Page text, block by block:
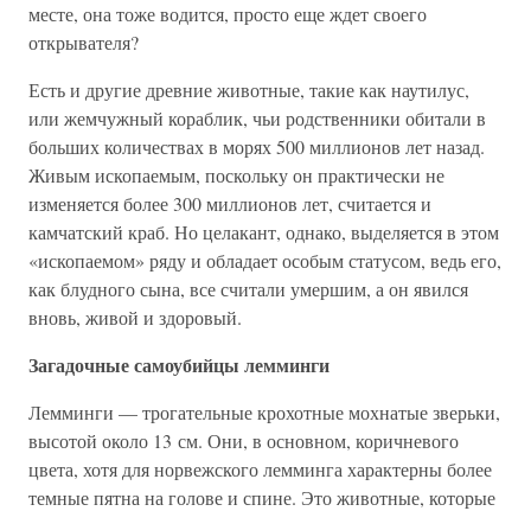
месте, она тоже водится, просто еще ждет своего
открывателя?
Есть и другие древние животные, такие как наутилус,
или жемчужный кораблик, чьи родственники обитали в
больших количествах в морях 500 миллионов лет назад.
Живым ископаемым, поскольку он практически не
изменяется более 300 миллионов лет, считается и
камчатский краб. Но целакант, однако, выделяется в этом
«ископаемом» ряду и обладает особым статусом, ведь его,
как блудного сына, все считали умершим, а он явился
вновь, живой и здоровый.
Загадочные самоубийцы лемминги
Лемминги — трогательные крохотные мохнатые зверьки,
высотой около 13 см. Они, в основном, коричневого
цвета, хотя для норвежского лемминга характерны более
темные пятна на голове и спине. Это животные, которые